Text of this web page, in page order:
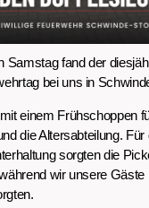
Samstag fand der
bei uns in
einem Frühschoppen
die Altersabteilung. Für
sorgten die
wir unsere